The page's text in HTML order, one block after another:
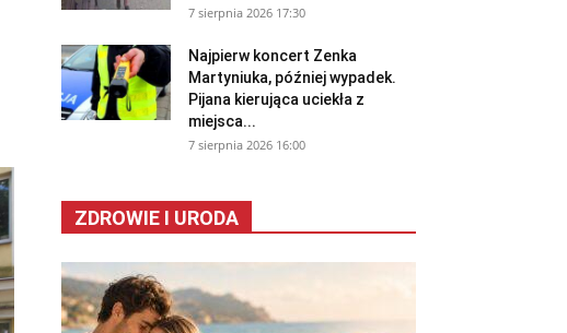
7 sierpnia 2026 17:30
Najpierw koncert Zenka
Martyniuka, później wypadek.
Pijana kierująca uciekła z
miejsca...
7 sierpnia 2026 16:00
ZDROWIE I URODA